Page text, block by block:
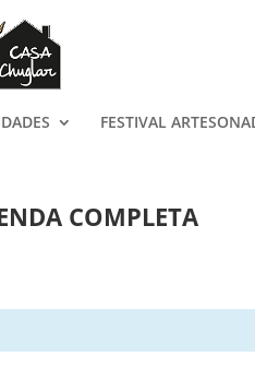
FESTIVAL
COMPLETA